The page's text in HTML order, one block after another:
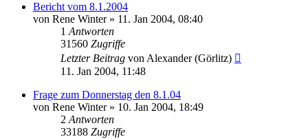
Bericht vom 8.1.2004
von Rene Winter» 11. Jan 2004, 08:40
1 Antworten
31560 Zugriffe
Letzter Beitrag von Alexander (Görlitz)
11. Jan 2004, 11:48
Frage zum Donnerstag den 8.1.04
von Rene Winter» 10. Jan 2004, 18:49
2 Antworten
33188 Zugriffe